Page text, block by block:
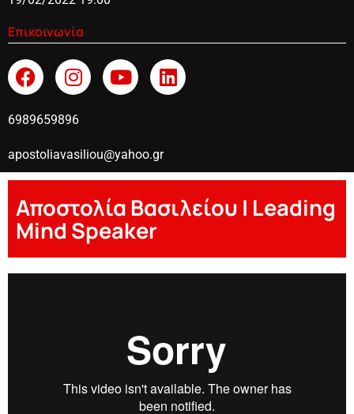
Αποστολία Βασιλείου | Leading
Mind Speaker
Επικοινωνία
6989659896
apostoliavasiliou@yahoo.gr